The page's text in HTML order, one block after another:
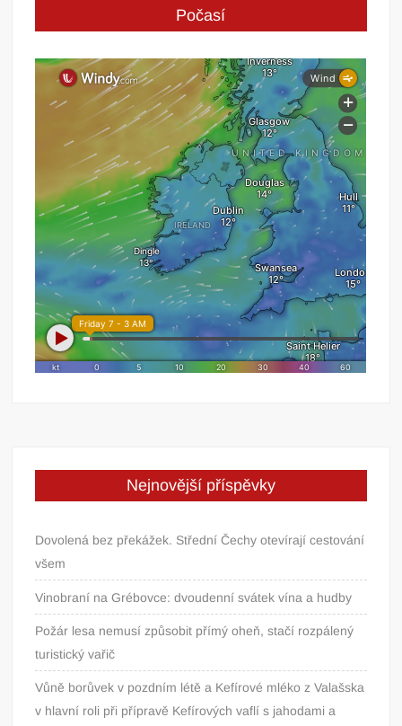
Počasí
Nejnovější příspěvky
Dovolená bez překážek. Střední Čechy otevírají cestování
všem
Vinobraní na Grébovce: dvoudenní svátek vína a hudby
Požár lesa nemusí způsobit přímý oheň, stačí rozpálený
turistický vařič
Vůně borůvek v pozdním létě a Kefírové mléko z Valašska
v hlavní roli při přípravě Kefírových vaflí s jahodami a